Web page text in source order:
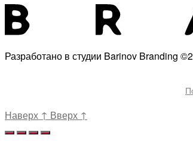
Разработано в студии Barinov Branding
Наверх ↑ Вверх ↑